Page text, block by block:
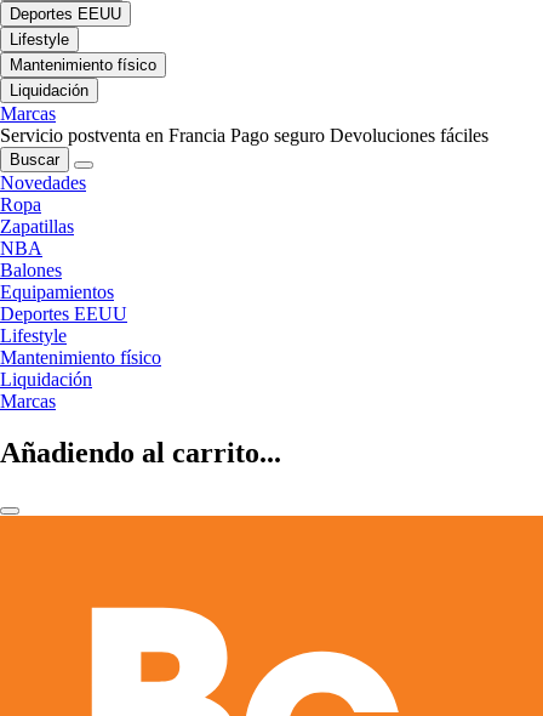
Deportes EEUU
Lifestyle
Mantenimiento físico
Liquidación
Marcas
Servicio postventa en Francia Pago seguro Devoluciones fáciles
Buscar
Novedades
Ropa
Zapatillas
NBA
Balones
Equipamientos
Deportes EEUU
Lifestyle
Mantenimiento físico
Liquidación
Marcas
Añadiendo al carrito...